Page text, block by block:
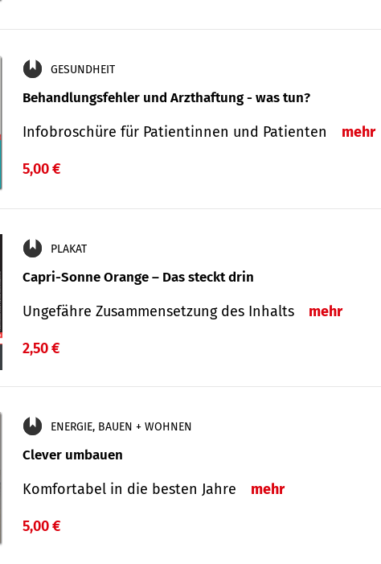
GESUNDHEIT
Behandlungsfehler und Arzthaftung - was tun?
Infobroschüre für Patientinnen und Patienten mehr
5,00 €
PLAKAT
Capri-Sonne Orange – Das steckt drin
Ungefähre Zu­sammen­setzung des Inhalts mehr
2,50 €
ENERGIE, BAUEN + WOHNEN
Clever umbauen
Komfortabel in die besten Jahre mehr
5,00 €